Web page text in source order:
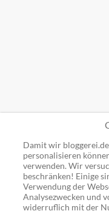
Damit wir
personalisieren
verwenden. Wir
beschränken! Einige
Verwendung der
Analysezwecken und
widerruflich mit der